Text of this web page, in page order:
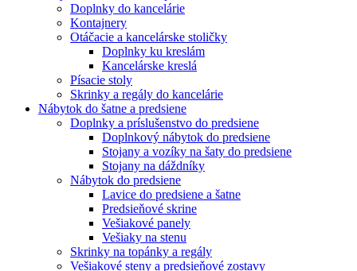
Doplnky do kancelárie
Kontajnery
Otáčacie a kancelárske stoličky
Doplnky ku kreslám
Kancelárske kreslá
Písacie stoly
Skrinky a regály do kancelárie
Nábytok do šatne a predsiene
Doplnky a príslušenstvo do predsiene
Doplnkový nábytok do predsiene
Stojany a vozíky na šaty do predsiene
Stojany na dáždníky
Nábytok do predsiene
Lavice do predsiene a šatne
Predsieňové skrine
Vešiakové panely
Vešiaky na stenu
Skrinky na topánky a regály
Vešiakové steny a predsieňové zostavy